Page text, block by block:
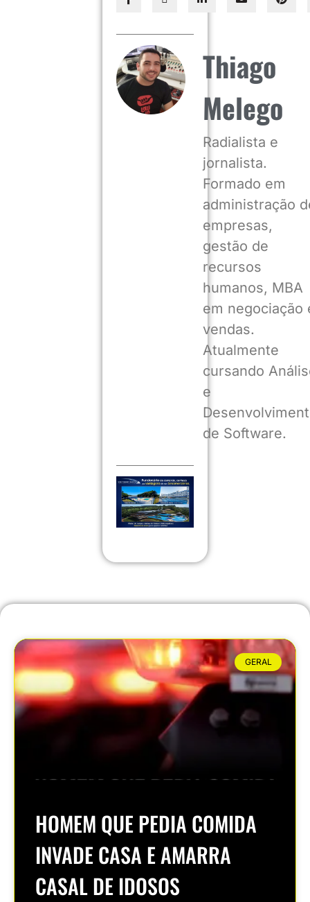
Thiago
Melego
Radialista e
jornalista.
Formado em
administração
empresas,
gestão de
recursos
humanos, MBA
em negociação
vendas.
Atualmente
cursando
e
de Software.
GERAL
HOMEM QUE PEDIA COMIDA
INVADE CASA E AMARRA
CASAL DE IDOSOS